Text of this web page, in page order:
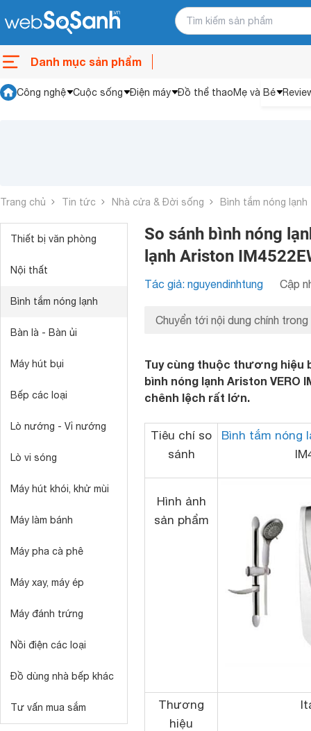
Danh mục sản phẩm
Công nghệ Cuộc sống Điện máy Đồ thể thaoMẹ và Bé
Trang chủ Tin tức Nhà cửa & Đời sống Bình tắm nóng lạnh
Thiết bị văn phòng
Nội thất
Bình tắm nóng lạnh
Bàn là - Bàn ủi
Máy hút bụi
Bếp các loại
Lò nướng - Vỉ nướng
Lò vi sóng
Máy hút khói, khử mùi
Máy làm bánh
Máy pha cà phê
Máy xay, máy ép
Máy đánh trứng
Nồi điện các loại
Đồ dùng nhà bếp khác
Tư vấn mua sắm
So sánh bình nóng
lạnh Ariston
Tác giả: nguyendinhtung Cập
Chuyển tới nội dung chính trong
Tuy cùng thuộc thương hiệu
bình nóng lạnh Ariston VERO
chênh lệch rất lớn.
Tiêu chí so
sánh
Bình tắm nóng
Hình ảnh
sản phẩm
Thương
hiệu